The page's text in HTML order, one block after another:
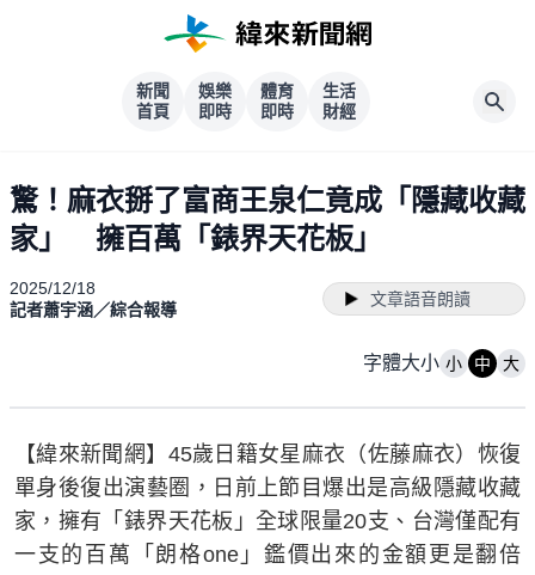
新聞
首頁
娛樂
即時
體育
即時
生活
財經
驚！麻衣掰了富商王泉仁竟成「隱藏收藏
家」 擁百萬「錶界天花板」
2025/12/18
記者蕭宇涵／綜合報導
文章語音朗讀
字體大小 小 中 大
【緯來新聞網】45歲日籍女星麻衣（佐藤麻衣）恢復
單身後復出演藝圈，日前上節目爆出是高級隱藏收藏
家，擁有「錶界天花板」全球限量20支、台灣僅配有
一支的百萬「朗格one」鑑價出來的金額更是翻倍